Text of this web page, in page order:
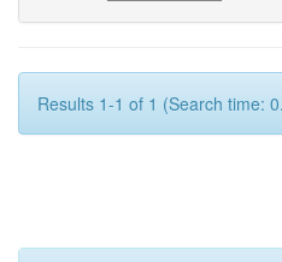
Results 1-1 of 1 (Search time: